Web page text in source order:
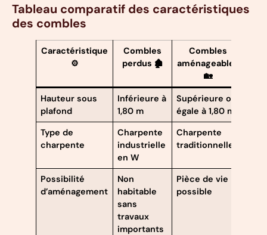
Tableau comparatif des caractéristiques
des combles
Caractéristique
⚙️
Combles
perdus 🏚️
Combles
aménageables
🏡
Hauteur sous
plafond
Inférieure à
1,80 m
Supérieure ou
égale à 1,80 m
Type de
charpente
Charpente
industrielle
en W
Charpente
traditionnelle
Possibilité
d’aménagement
Non
habitable
sans
travaux
importants
Pièce de vie
possible